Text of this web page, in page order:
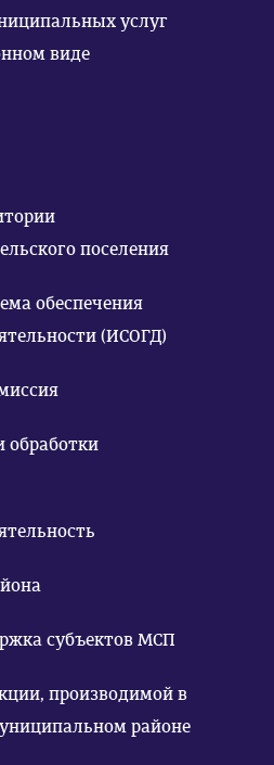
услуг
виде
поселения
обеспечения
(ИСОГД)
обработки
субъектов МСП
производимой в
районе